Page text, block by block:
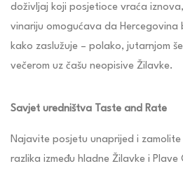
doživljaj koji posjetioce vraća
vinariju omogućava da Hercegovina
kako zaslužuje – polako, jutarnjom
večerom uz čašu neopisive Žilavke.
Savjet uredništva Taste and Rate
Najavite posjetu unaprijed i zamolite
razlika između hladne Žilavke i Plave